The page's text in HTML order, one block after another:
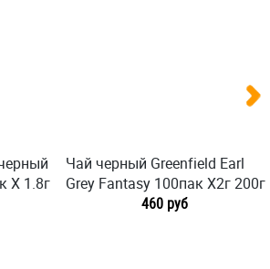
X 1.8г
Чай черный Greenfield Earl
Grey Fantasy 100пак X2г 200г
460 руб